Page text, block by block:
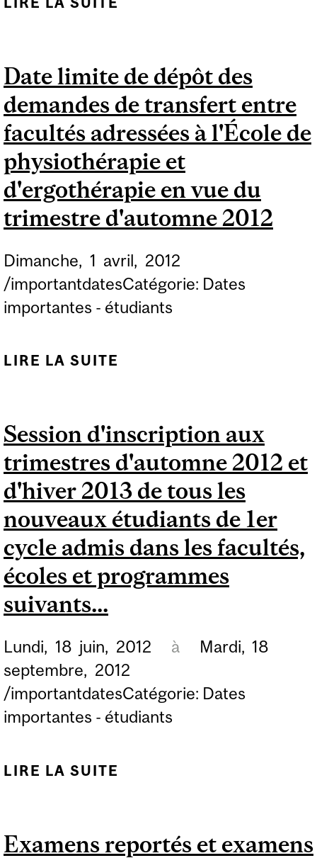
D'ÉTUDIANT À STATUT
PARTICULIER ET
D'ÉTUDIANTS INVITÉ...
Date limite de dépôt des
demandes de transfert entre
facultés adressées à l'École de
physiothérapie et
d'ergothérapie en vue du
trimestre d'automne 2012
Dimanche, 1 avril, 2012
/importantdatesCatégorie: Dates
importantes - étudiants
LIRE LA SUITE
FACULTÉS ADRESSÉES
À L'ÉCOLE DE
PHYSIOTHÉRAPIE ET
D'ERGOTHÉRAPIE EN
VUE DU TRIMESTRE
D'AUTOMNE 2012
Session d'inscription aux
trimestres d'automne 2012 et
d'hiver 2013 de tous les
nouveaux étudiants de 1er
cycle admis dans les facultés,
écoles et programmes
suivants...
Lundi, 18 juin, 2012 à Mardi, 18
septembre, 2012
/importantdatesCatégorie: Dates
importantes - étudiants
LIRE LA SUITE
D'AUTOMNE 2012 ET
Examens reportés et examens